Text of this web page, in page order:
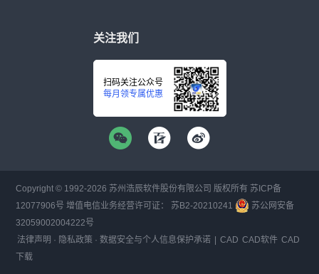
关注我们
扫码关注公众号
每月领专属优惠
Copyright © 1992-2026 苏州浩辰软件股份有限公司 版权所有 苏ICP备
12077906号 增值电信业务经营许可证： 苏B2-20210241
苏公网安备
32059002004222号
法律声明 · 隐私政策 ·数据安全与个人信息保护承诺 | CAD CAD软件 CAD
下载